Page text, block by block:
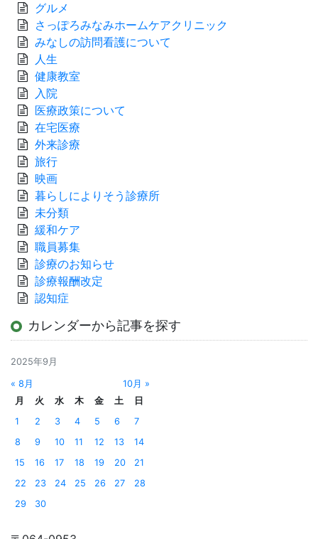
グルメ
さっぽろみなみホームケアクリニック
みなしの訪問看護について
人生
健康教室
入院
医療政策について
在宅医療
外来診療
旅行
映画
暮らしによりそう診療所
未分類
緩和ケア
職員募集
診療のお知らせ
診療報酬改定
認知症
カレンダーから記事を探す
2025年9月
« 8月
10月 »
月
火 水 木 金 土
日
1
2 3 4 5 6
7
8
9 10 11 12 13
14
15
16 17 18 19 20
21
22
23 24 25 26 27
28
29
30